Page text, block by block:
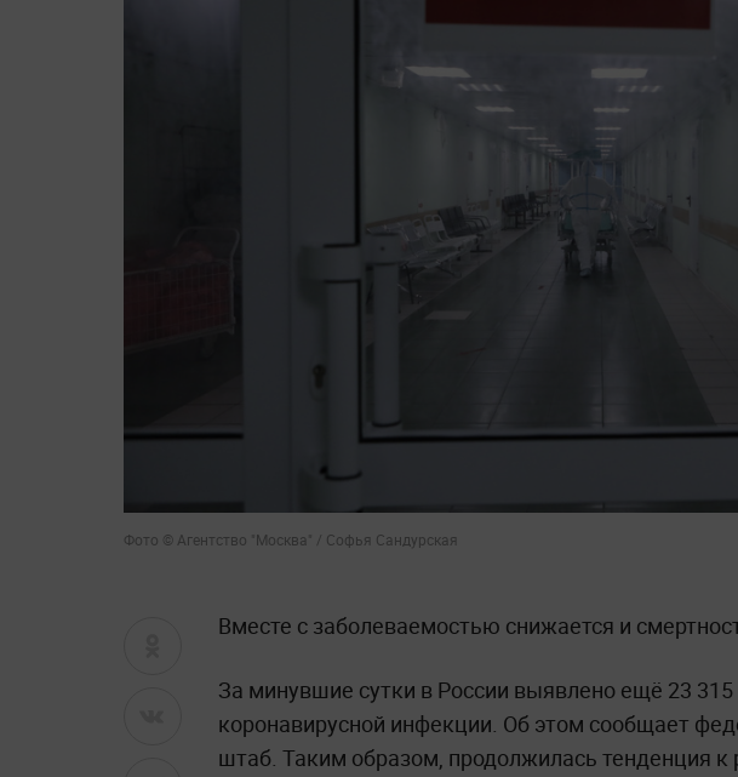
Фото © Агентство "Москва" / Софья Сандурская
Вместе с заболеваемостью снижается и
За минувшие сутки в России выявлено ещё 23 315
коронавирусной инфекции. Об этом сообщает
штаб. Таким образом, продолжилась тенденция